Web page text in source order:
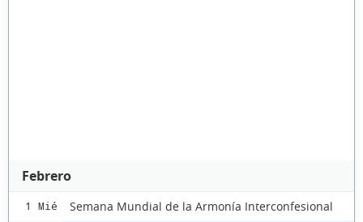
Febrero
1 Mié Semana Mundial de la Armonía Interconfesional